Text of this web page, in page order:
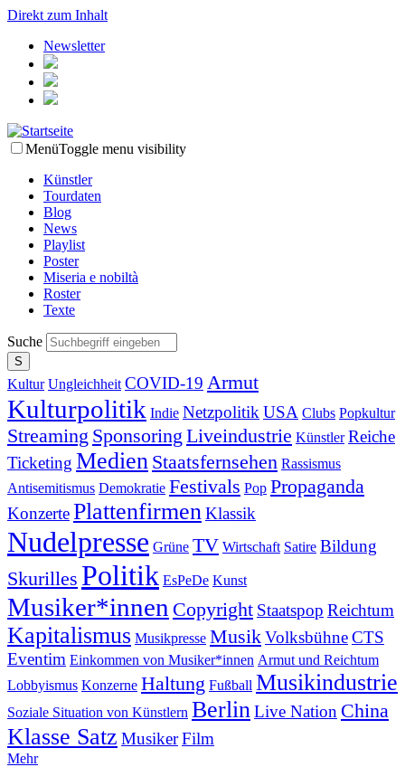
Direkt zum Inhalt
Newsletter
MenüToggle menu visibility
Künstler
Tourdaten
Blog
News
Playlist
Poster
Miseria e nobiltà
Roster
Texte
Suche
Kultur Ungleichheit COVID-19 Armut
Kulturpolitik Indie Netzpolitik USA Clubs Popkultur
Streaming Sponsoring Liveindustrie Künstler Reiche
Ticketing Medien Staatsfernsehen Rassismus
Antisemitismus Demokratie Festivals Pop Propaganda
KonzertePlattenfirmenKlassik
Nudelpresse Grüne TV Wirtschaft Satire Bildung
Skurilles Politik EsPeDe Kunst
Musiker*innen Copyright Staatspop Reichtum
Kapitalismus Musikpresse MusikVolksbühneCTS
Eventim Einkommen von Musiker*innen Armut und Reichtum
Lobbyismus Konzerne Haltung Fußball Musikindustrie
Soziale Situation von Künstlern BerlinLive Nation China
Klasse Satz MusikerFilm
Mehr